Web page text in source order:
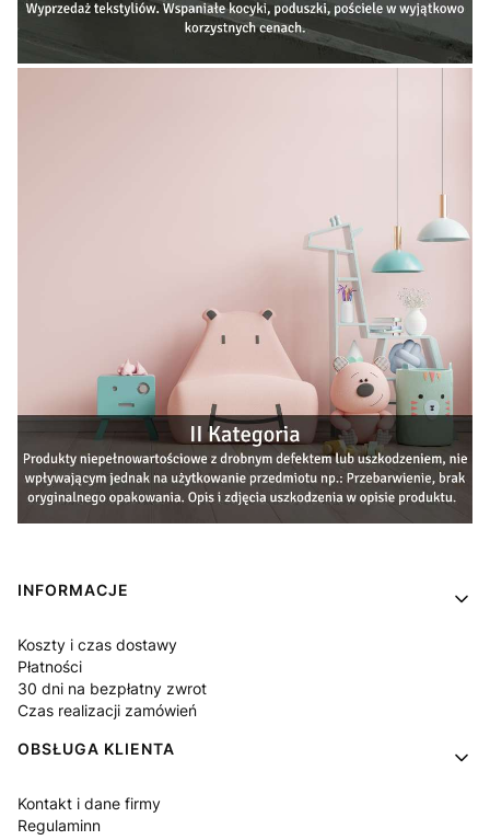
Linki w stopce
INFORMACJE
Koszty i czas dostawy
Płatności
30 dni na bezpłatny zwrot
Czas realizacji zamówień
OBSŁUGA KLIENTA
Kontakt i dane firmy
Regulaminn